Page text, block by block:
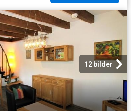
12 bilder